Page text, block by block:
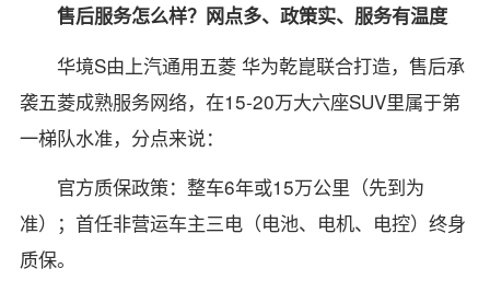
售后服务怎么样？网点多、政策实、服务有温度
华境S由上汽通用五菱 华为乾崑联合打造，售后承
袭五菱成熟服务网络，在15-20万大六座SUV里属于第
一梯队水准，分点来说：
官方质保政策：整车6年或15万公里（先到为
准）；首任非营运车主三电（电池、电机、电控）终身
质保。